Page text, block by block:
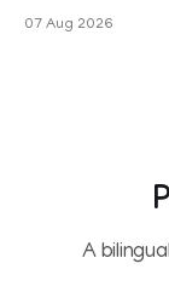
Sowrnalingam
07 Aug 2026
A